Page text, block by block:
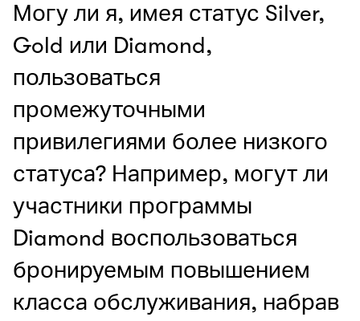
Могу ли я, имея статус Silver,
Gold или Diamond,
пользоваться
промежуточными
привилегиями более низкого
статуса? Например, могут ли
участники программы
Diamond воспользоваться
бронируемым повышением
класса обслуживания, набрав